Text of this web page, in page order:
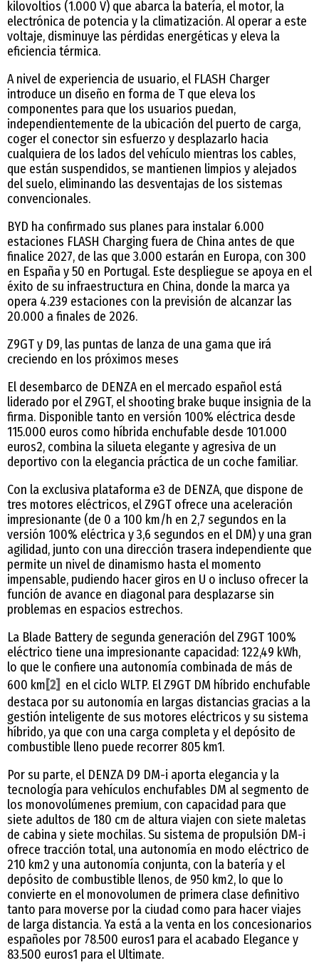
kilovoltios (1.000 V) que abarca la batería, el motor, la
electrónica de potencia y la climatización. Al operar a este
voltaje, disminuye las pérdidas energéticas y eleva la
eficiencia térmica.
A nivel de experiencia de usuario, el FLASH Charger
introduce un diseño en forma de T que eleva los
componentes para que los usuarios puedan,
independientemente de la ubicación del puerto de carga,
coger el conector sin esfuerzo y desplazarlo hacia
cualquiera de los lados del vehículo mientras los cables,
que están suspendidos, se mantienen limpios y alejados
del suelo, eliminando las desventajas de los sistemas
convencionales.
BYD ha confirmado sus planes para instalar 6.000
estaciones FLASH Charging fuera de China antes de que
finalice 2027, de las que 3.000 estarán en Europa, con 300
en España y 50 en Portugal. Este despliegue se apoya en el
éxito de su infraestructura en China, donde la marca ya
opera 4.239 estaciones con la previsión de alcanzar las
20.000 a finales de 2026.
Z9GT y D9, las puntas de lanza de una gama que irá
creciendo en los próximos meses
El desembarco de DENZA en el mercado español está
liderado por el Z9GT, el shooting brake buque insignia de la
firma. Disponible tanto en versión 100% eléctrica desde
115.000 euros como híbrida enchufable desde 101.000
euros2, combina la silueta elegante y agresiva de un
deportivo con la elegancia práctica de un coche familiar.
Con la exclusiva plataforma e3 de DENZA, que dispone de
tres motores eléctricos, el Z9GT ofrece una aceleración
impresionante (de 0 a 100 km/h en 2,7 segundos en la
versión 100% eléctrica y 3,6 segundos en el DM) y una gran
agilidad, junto con una dirección trasera independiente que
permite un nivel de dinamismo hasta el momento
impensable, pudiendo hacer giros en U o incluso ofrecer la
función de avance en diagonal para desplazarse sin
problemas en espacios estrechos.
La Blade Battery de segunda generación del Z9GT 100%
eléctrico tiene una impresionante capacidad: 122,49 kWh,
lo que le confiere una autonomía combinada de más de
600 km [2] en el ciclo WLTP. El Z9GT DM híbrido enchufable
destaca por su autonomía en largas distancias gracias a la
gestión inteligente de sus motores eléctricos y su sistema
híbrido, ya que con una carga completa y el depósito de
combustible lleno puede recorrer 805 km1.
Por su parte, el DENZA D9 DM-i aporta elegancia y la
tecnología para vehículos enchufables DM al segmento de
los monovolúmenes premium, con capacidad para que
siete adultos de 180 cm de altura viajen con siete maletas
de cabina y siete mochilas. Su sistema de propulsión DM-i
ofrece tracción total, una autonomía en modo eléctrico de
210 km2 y una autonomía conjunta, con la batería y el
depósito de combustible llenos, de 950 km2, lo que lo
convierte en el monovolumen de primera clase definitivo
tanto para moverse por la ciudad como para hacer viajes
de larga distancia. Ya está a la venta en los concesionarios
españoles por 78.500 euros1 para el acabado Elegance y
83.500 euros1 para el Ultimate.